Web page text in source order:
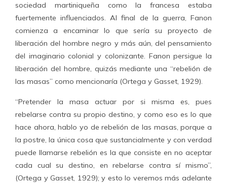
sociedad martiniqueña como la francesa estaba
fuertemente influenciados. Al final de la guerra, Fanon
comienza a encaminar lo que sería su proyecto de
liberación del hombre negro y más aún, del pensamiento
del imaginario colonial y colonizante. Fanon persigue la
liberación del hombre, quizás mediante una “rebelión de
las masas” como mencionaría (Ortega y Gasset, 1929).
“Pretender la masa actuar por si misma es, pues
rebelarse contra su propio destino, y como eso es lo que
hace ahora, hablo yo de rebelión de las masas, porque a
la postre, la única cosa que sustancialmente y con verdad
puede llamarse rebelión es la que consiste en no aceptar
cada cual su destino, en rebelarse contra sí mismo”,
(Ortega y Gasset, 1929); y esto lo veremos más adelante